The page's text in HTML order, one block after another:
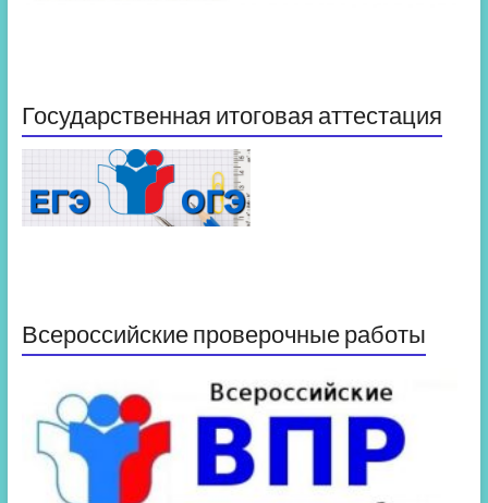
Государственная итоговая аттестация
Всероссийские проверочные работы